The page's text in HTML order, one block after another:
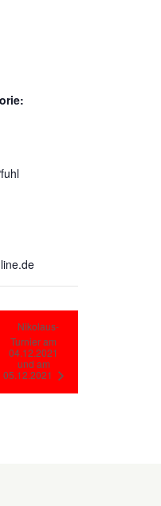
Nikolaus-
Turnier am
04.12.2021
und am
05.12.2021